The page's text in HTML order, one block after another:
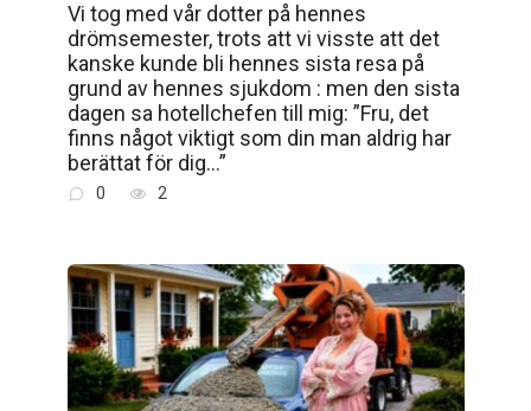
Vi tog med vår dotter på hennes
drömsemester, trots att vi visste att det
kanske kunde bli hennes sista resa på
grund av hennes sjukdom : men den sista
dagen sa hotellchefen till mig: ”Fru, det
finns något viktigt som din man aldrig har
berättat för dig…”
0 2